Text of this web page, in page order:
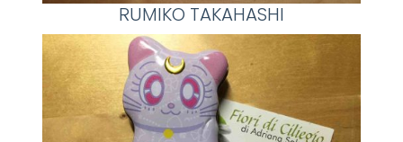
RUMIKO TAKAHASHI